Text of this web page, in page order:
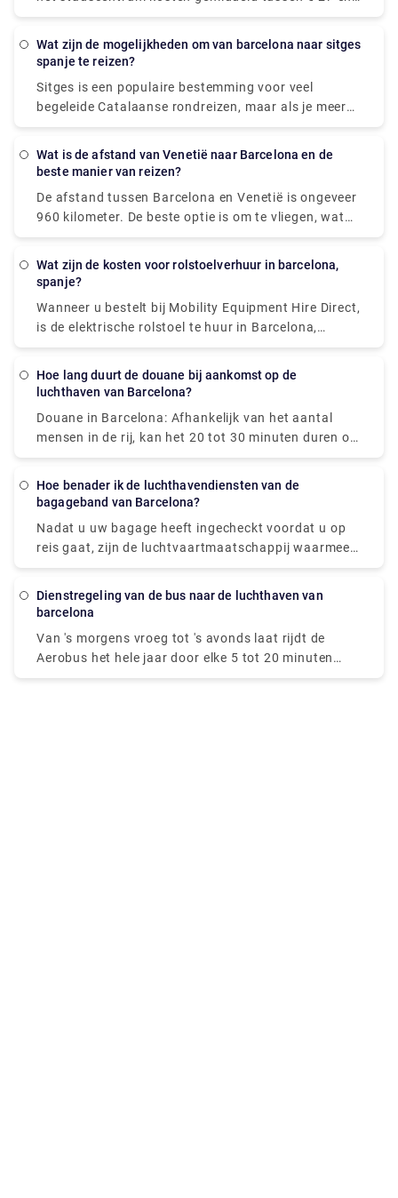
activiteiten in de omgeving.
€ 35, waardoor ze goedkoper zijn dan taxi's. Maar
bedrag zijn. Onze meertalige chauffeurs bij Rydeu
u bij het verplaatsen van uw bezittingen naar de
wachtende auto. Je wordt aangepast aan je rit
gemoedsrust hebben wetende dat je vervoer vooraf
is geregeld en op je wacht wanneer je aankomt.
Wat zijn de mogelijkheden om van barcelona naar sitges
spanje te reizen?
Sitges is een populaire bestemming voor veel
begeleide Catalaanse rondreizen, maar als je meer
vrijheid wilt om te verkennen en meer tijd wilt
beter autorijden, de trein nemen of de bus nemen.
vanuit Barcelona naar Sitges te gaan, het duurt
slechts 45 minuten en vermijdt het verkeer en de tijd
parkeerplaats.
Wat is de afstand van Venetië naar Barcelona en de
beste manier van reizen?
De afstand tussen Barcelona en Venetië is ongeveer
960 kilometer. De beste optie is om te vliegen, wat
tussen €26 en €130 kost en 4u 41m duurt.
Wat zijn de kosten voor rolstoelverhuur in barcelona,
spanje?
Wanneer u bestelt bij Mobility Equipment Hire Direct,
is de elektrische rolstoel te huur in Barcelona,
Spaanse steden, Spanje en kan deze rechtstreeks bij
afgeleverd.
Hoe lang duurt de douane bij aankomst op de
luchthaven van Barcelona?
Douane in Barcelona: Afhankelijk van het aantal
mensen in de rij, kan het 20 tot 30 minuten duren om
door de immigratie te komen. Dan moet je je koffers
je naar de douane voor wie niets aan te geven heeft,
Hoe benader ik de luchthavendiensten van de
bagageband van Barcelona?
Nadat u uw bagage heeft ingecheckt voordat u op
reis gaat, zijn de luchtvaartmaatschappij waarmee u
vliegt en hun bagageafhandelingsbedrijf hiervoor
op zijn bestemming is aangekomen, zou dit uw
hebt ingecheckt, zie je dat je bagage weg is. We
hebben allemaal het vreselijke gevoel ervaren de
dienstregeling van de bus naar de luchthaven van
barcelona
Van 's morgens vroeg tot 's avonds laat rijdt de
Aerobus het hele jaar door elke 5 tot 20 minuten
(365 dagen per jaar), met een precieze frequentie